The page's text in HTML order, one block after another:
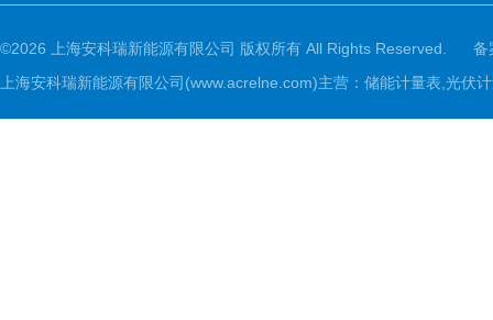
©2026 上海安科瑞新能源有限公司 版权所有 All Rights Reserved.
备
上海安科瑞新能源有限公司(www.acrelne.com)主营：储能计量表,光伏